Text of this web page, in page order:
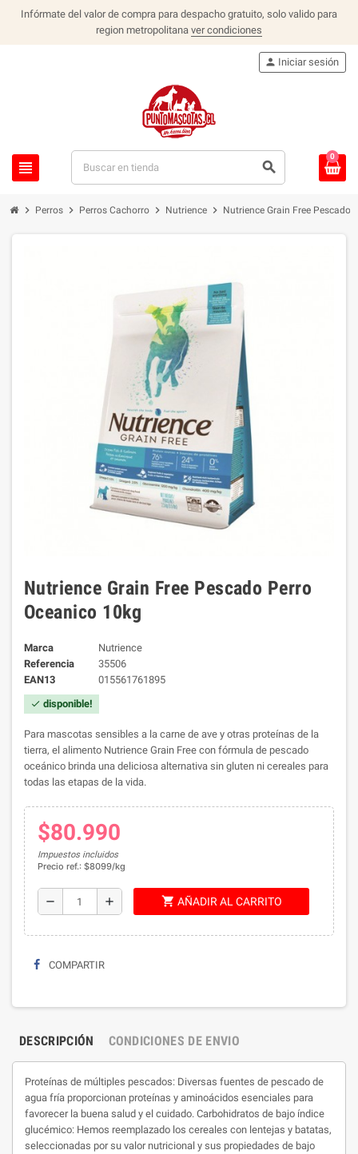
Infórmate del valor de compra para despacho gratuito, solo valido para
region metropolitana ver condiciones
view_headline search
person Iniciar sesión
0
chevron_right Perros chevron_right Perros Cachorro chevron_right Nutrience chevron_right Nutrience Grain Free Pescado
Nutrience Grain Free Pescado Perro
Oceanico 10kg
Marca
Nutrience
Referencia
35506
EAN13
015561761895
check disponible!
Para mascotas sensibles a la carne de ave y otras proteínas de la
tierra, el alimento Nutrience Grain Free con fórmula de pescado
oceánico brinda una deliciosa alternativa sin gluten ni cereales para
todas las etapas de la vida.
$80.990
Impuestos incluidos
Precio ref.: $8099/kg
remove add shopping_cart AÑADIR AL CARRITO
COMPARTIR
DESCRIPCIÓN CONDICIONES DE ENVIO
Proteínas de múltiples pescados: Diversas fuentes de pescado de
agua fría proporcionan proteínas y aminoácidos esenciales para
favorecer la buena salud y el cuidado. Carbohidratos de bajo índice
glucémico: Hemos reemplazado los cereales con lentejas y batatas,
seleccionadas por su valor nutricional y sus propiedades de bajo